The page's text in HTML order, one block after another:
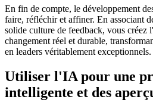
En fin de compte, le développement
faire, réfléchir et affiner. En associant
solide culture de feedback, vous créez
changement réel et durable,
en leaders véritablement exceptionnels.
Utiliser l'IA pour une
intelligente et des